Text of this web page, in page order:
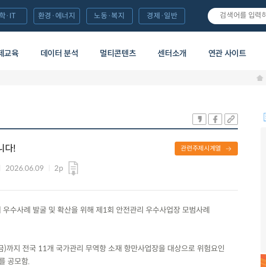
교육 데이터 분석 멀티콘텐츠 센터소개 연관 사이트
·IT 환경·에너지 노동·복지 경제·일반
다!
2026.06.09 2p
관련주제시계열
수사례 발굴 및 확산을 위해 제1회 안전관리 우수사업장 모범사례
지 전국 11개 국가관리 무역항 소재 항만사업장을 대상으로 위험요인
공모함.